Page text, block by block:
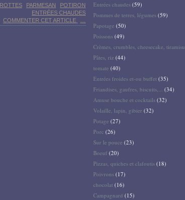
PARMESAN
POTIRON
ENTRÉES CHAUDES
COMMENTER CET ARTICLE
Entrées chaudes (59)
Pommes de terres, légumes (59)
Papotage (50)
Poissons (49)
Crèmes, crumbles, cheesecake, tiramisu
Pâtes, riz (44)
tomate (40)
Entrées froides et-ou buffet (35)
Friandises, gaufres, biscuits,... (34)
Amuse bouche et cocktails (32)
Volaille, lapin, gibier (32)
Potage (27)
Porc (26)
Sur le pouce (23)
Boeuf (20)
Pizzas, quiches et clafoutis (18)
Poivrons (17)
chocolat (16)
Campagnard (15)